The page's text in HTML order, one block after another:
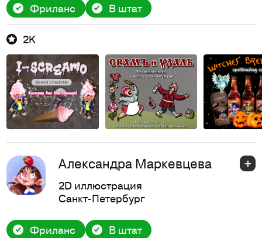
Фриланс В штат
2K
Александра Маркевцева
2D иллюстрация
Санкт-Петербург
Фриланс В штат